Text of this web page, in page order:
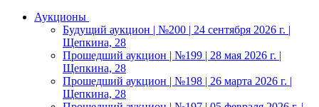
Аукционы
Будущий аукцион | №200 | 24 сентября 2026 г. |
Щепкина, 28
Прошедший аукцион | №199 | 28 мая 2026 г. |
Щепкина, 28
Прошедший аукцион | №198 | 26 марта 2026 г. |
Щепкина, 28